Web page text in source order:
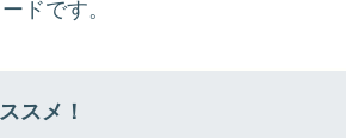
ドです。
スメ！